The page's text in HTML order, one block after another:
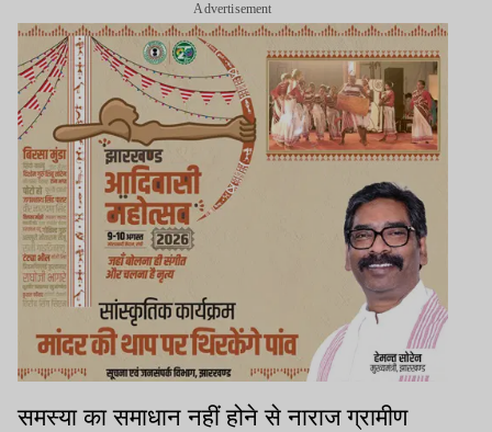
Advertisement
समस्या का समाधान नहीं होने से नाराज ग्रामीण